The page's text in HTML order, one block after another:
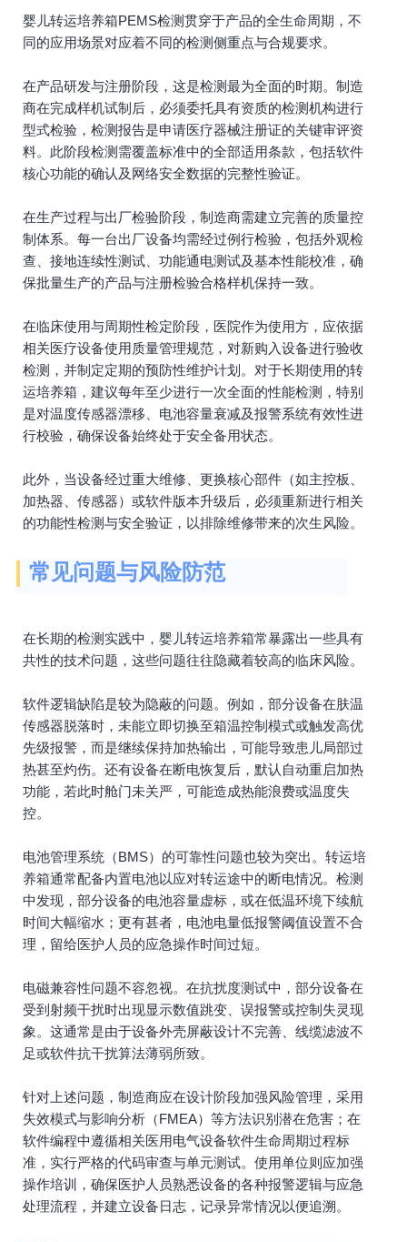
婴儿转运培养箱PEMS检测贯穿于产品的全生命周期，不
同的应用场景对应着不同的检测侧重点与合规要求。
在产品研发与注册阶段，这是检测最为全面的时期。制造
商在完成样机试制后，必须委托具有资质的检测机构进行
型式检验，检测报告是申请医疗器械注册证的关键审评资
料。此阶段检测需覆盖标准中的全部适用条款，包括软件
核心功能的确认及网络安全数据的完整性验证。
在生产过程与出厂检验阶段，制造商需建立完善的质量控
制体系。每一台出厂设备均需经过例行检验，包括外观检
查、接地连续性测试、功能通电测试及基本性能校准，确
保批量生产的产品与注册检验合格样机保持一致。
在临床使用与周期性检定阶段，医院作为使用方，应依据
相关医疗设备使用质量管理规范，对新购入设备进行验收
检测，并制定定期的预防性维护计划。对于长期使用的转
运培养箱，建议每年至少进行一次全面的性能检测，特别
是对温度传感器漂移、电池容量衰减及报警系统有效性进
行校验，确保设备始终处于安全备用状态。
此外，当设备经过重大维修、更换核心部件（如主控板、
加热器、传感器）或软件版本升级后，必须重新进行相关
的功能性检测与安全验证，以排除维修带来的次生风险。
常见问题与风险防范
在长期的检测实践中，婴儿转运培养箱常暴露出一些具有
共性的技术问题，这些问题往往隐藏着较高的临床风险。
软件逻辑缺陷是较为隐蔽的问题。例如，部分设备在肤温
传感器脱落时，未能立即切换至箱温控制模式或触发高优
先级报警，而是继续保持加热输出，可能导致患儿局部过
热甚至灼伤。还有设备在断电恢复后，默认自动重启加热
功能，若此时舱门未关严，可能造成热能浪费或温度失
控。
电池管理系统（BMS）的可靠性问题也较为突出。转运培
养箱通常配备内置电池以应对转运途中的断电情况。检测
中发现，部分设备的电池容量虚标，或在低温环境下续航
时间大幅缩水；更有甚者，电池电量低报警阈值设置不合
理，留给医护人员的应急操作时间过短。
电磁兼容性问题不容忽视。在抗扰度测试中，部分设备在
受到射频干扰时出现显示数值跳变、误报警或控制失灵现
象。这通常是由于设备外壳屏蔽设计不完善、线缆滤波不
足或软件抗干扰算法薄弱所致。
针对上述问题，制造商应在设计阶段加强风险管理，采用
失效模式与影响分析（FMEA）等方法识别潜在危害；在
软件编程中遵循相关医用电气设备软件生命周期过程标
准，实行严格的代码审查与单元测试。使用单位则应加强
操作培训，确保医护人员熟悉设备的各种报警逻辑与应急
处理流程，并建立设备日志，记录异常情况以便追溯。